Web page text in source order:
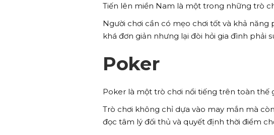
Tiến lên miền Nam là một trong những trò
Người chơi cần có mẹo chơi tốt và khả
khá đơn giản nhưng lại đòi hỏi gia đình phải
Poker
Poker là một trò chơi nổi tiếng trên toàn thế
Trò chơi không chỉ dựa vào may mắn mà
đọc tâm lý đối thủ và quyết định thời điểm